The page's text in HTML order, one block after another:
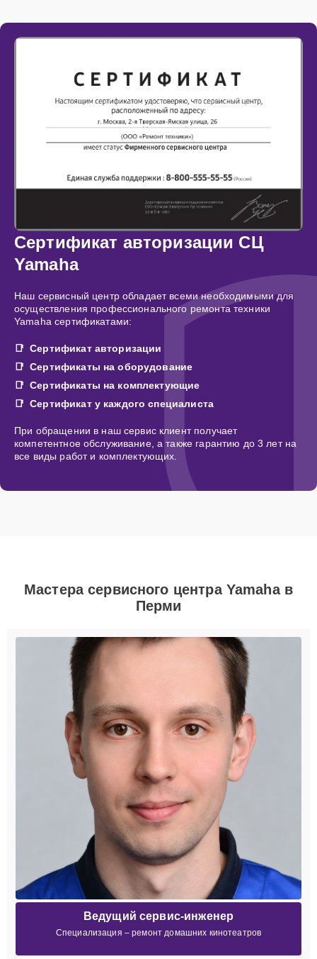
Сертификат авторизации СЦ
Yamaha
Наш сервисный центр обладает всеми необходимыми для
осуществления профессионального ремонта техники
Yamaha сертификатами:
Сертификат авторизации
Сертификаты на оборудование
Сертификаты на комплектующие
Сертификат у каждого специалиста
При обращении в наш сервис клиент получает
компетентное обслуживание, а также гарантию до 3 лет на
все виды работ и комплектующих.
Мастера сервисного центра Yamaha в
Перми
Ведущий сервис-инженер
Специализация – ремонт домашних кинотеатров